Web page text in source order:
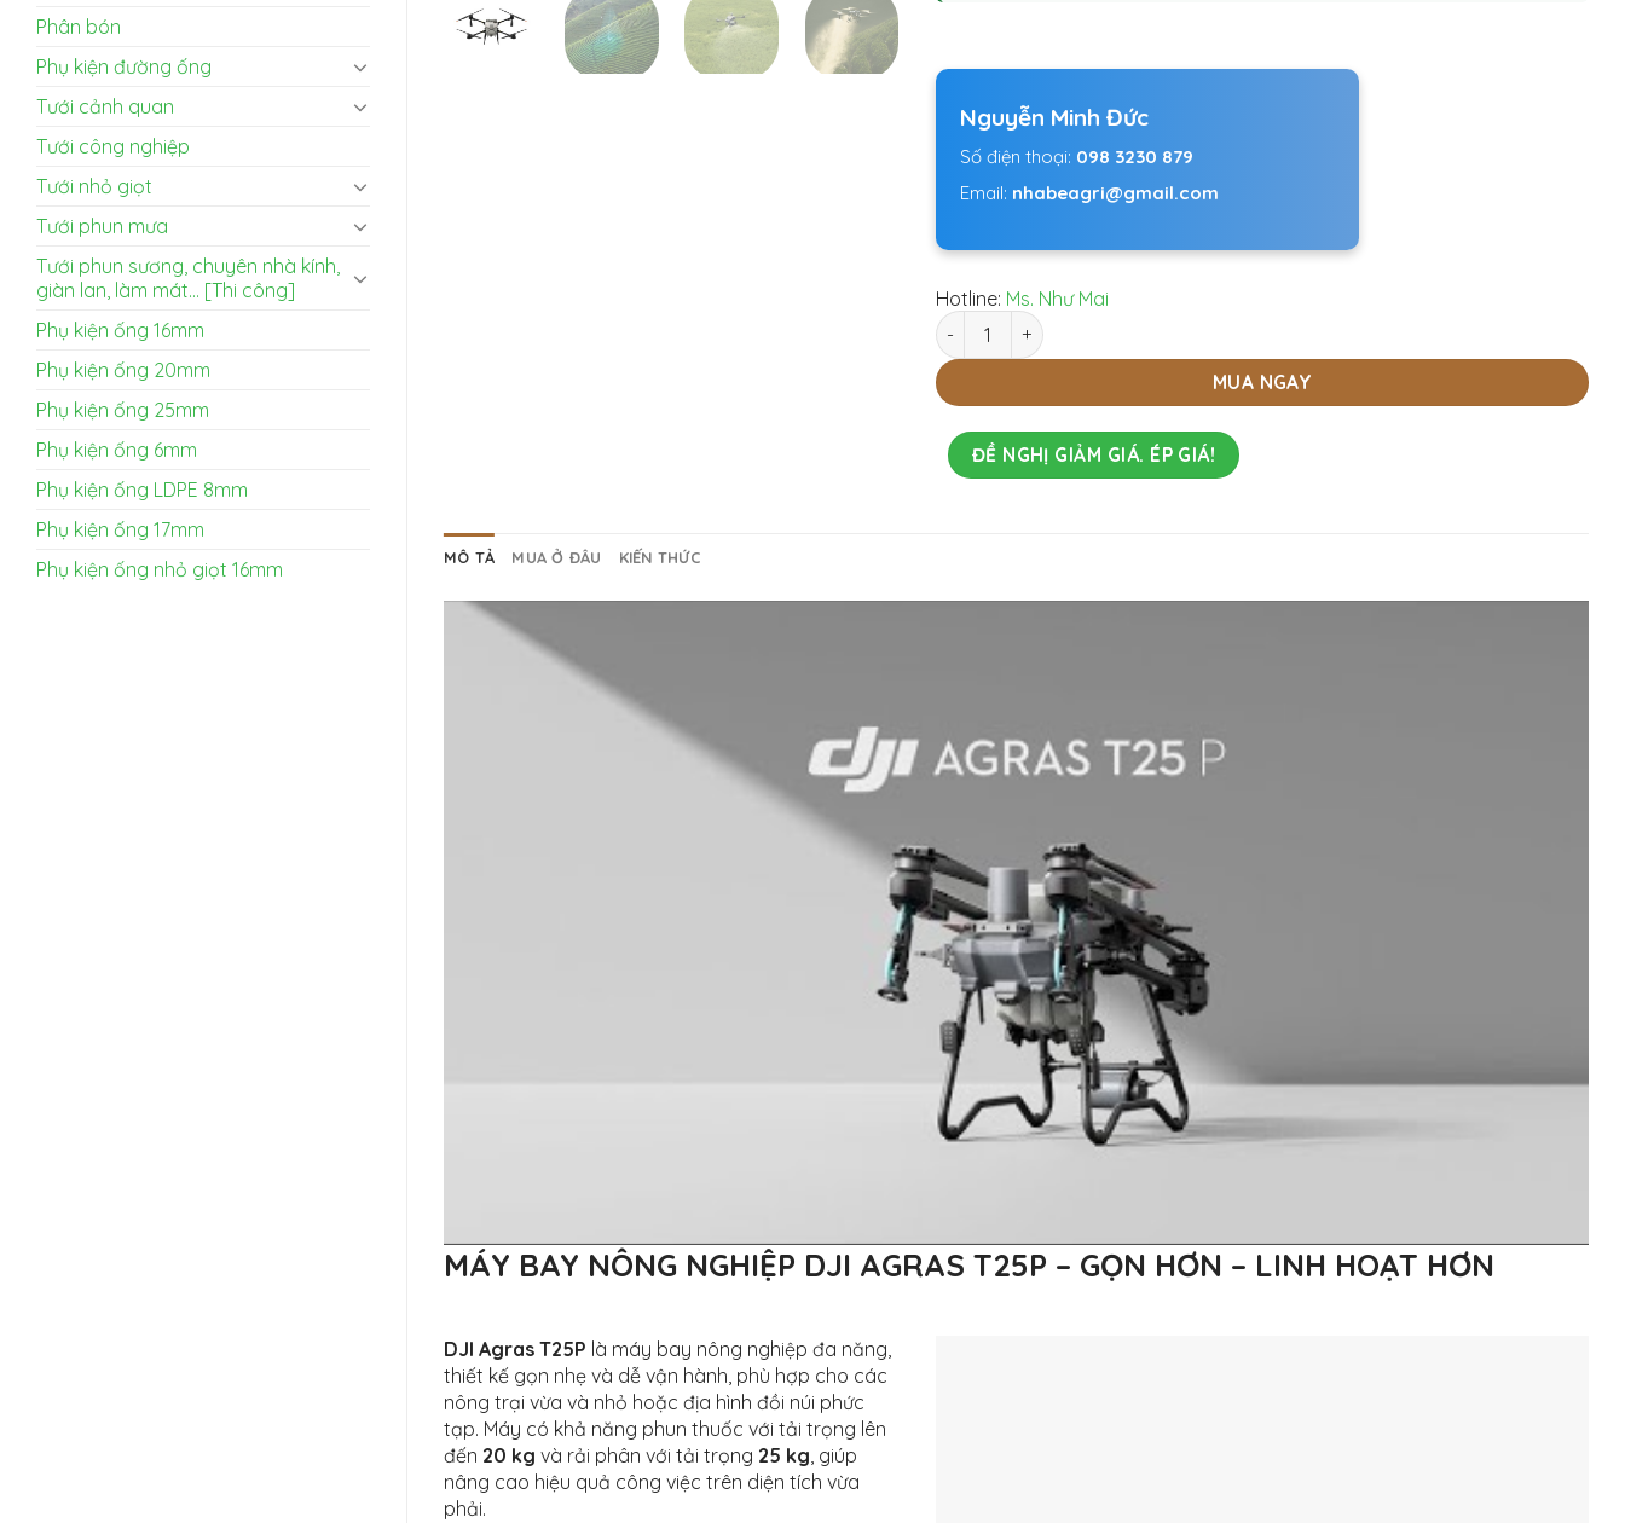
Phân bón
Phụ kiện đường ống
Tưới cảnh quan
Tưới công nghiệp
Tưới nhỏ giọt
Tưới phun mưa
Tưới phun sương, chuyên nhà kính,
giàn lan, làm mát... [Thi công]
Phụ kiện ống 16mm
Phụ kiện ống 20mm
Phụ kiện ống 25mm
Phụ kiện ống 6mm
Phụ kiện ống LDPE 8mm
Phụ kiện ống 17mm
Phụ kiện ống nhỏ giọt 16mm
Nguyễn Minh Đức
Số điện thoại: 098 3230 879
Email: nhabeagri@gmail.com
Hotline: Ms. Như Mai
DJI T25P, Máy bay nông nghiệp DJI AGRAS T25P số lượng
MUA NGAY
ĐỀ NGHỊ GIẢM GIÁ. ÉP GIÁ!
MÔ TẢ MUA Ở ĐÂU KIẾN THỨC
MÁY BAY NÔNG NGHIỆP DJI AGRAS T25P – GỌN HƠN – LINH HOẠT HƠN
DJI Agras T25P là máy bay nông nghiệp đa năng,
thiết kế gọn nhẹ và dễ vận hành, phù hợp cho các
nông trại vừa và nhỏ hoặc địa hình đồi núi phức
tạp. Máy có khả năng phun thuốc với tải trọng lên
đến 20 kg và rải phân với tải trọng 25 kg, giúp
nâng cao hiệu quả công việc trên diện tích vừa
phải.